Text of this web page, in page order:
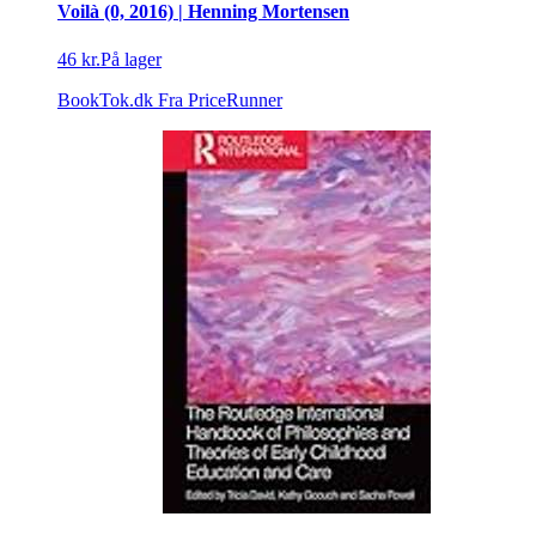
Voilà (0, 2016) | Henning Mortensen
46 kr.På lager
BookTok.dk Fra PriceRunner